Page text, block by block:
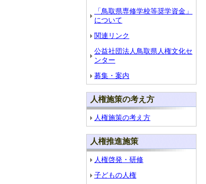
「鳥取県専修学校等奨学資金」
について
関連リンク
公益社団法人鳥取県人権文化セ
ンター
募集・案内
人権施策の考え方
人権施策の考え方
人権推進施策
人権啓発・研修
子どもの人権